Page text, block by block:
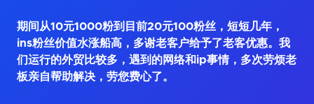
期间从10元1000粉到目前20元100粉丝，短短几年，
ins粉丝价值水涨船高，多谢老客户给予了老客优惠。我
们运行的外贸比较多，遇到的网络和ip事情，多次劳烦老
板亲自帮助解决，劳您费心了。